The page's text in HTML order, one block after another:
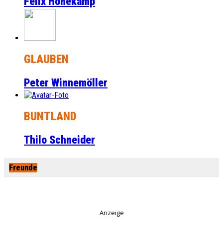
GLAUBEN
Peter Winnemöller
BUNTLAND
Thilo Schneider
Freunde
Anzeige